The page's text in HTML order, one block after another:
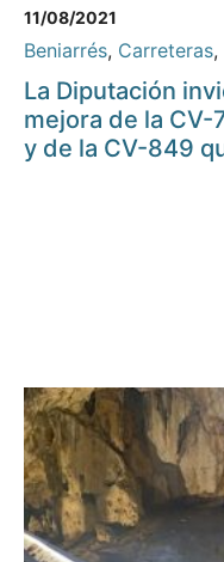
11/08/2021
Beniarrés, Carreteras,
La Diputación
mejora de la CV-
y de la CV-849